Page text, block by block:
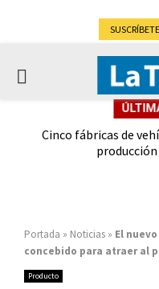
SUSCRÍBETE
PRIMARY
Cinco fábricas de
producción
Portada » Noticias » El
concebido para atraer al
Producto